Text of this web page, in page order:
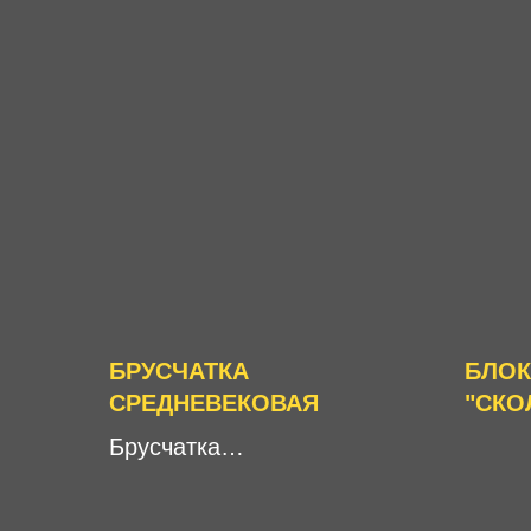
БРУСЧАТКА
СРЕДНЕВЕКОВАЯ
Брусчатка